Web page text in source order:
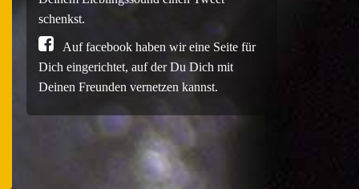
schenkst.
Auf facebook haben wir eine Seite für
Dich eingerichtet, auf der Du Dich mit
Deinen Freunden vernetzen kannst.